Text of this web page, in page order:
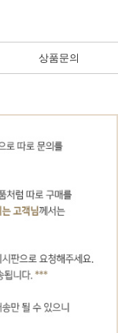
상품문의